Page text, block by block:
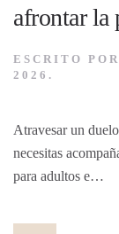
afrontar la
ESCRITO POR
2026 .
Atravesar un
necesitas
para adultos e…